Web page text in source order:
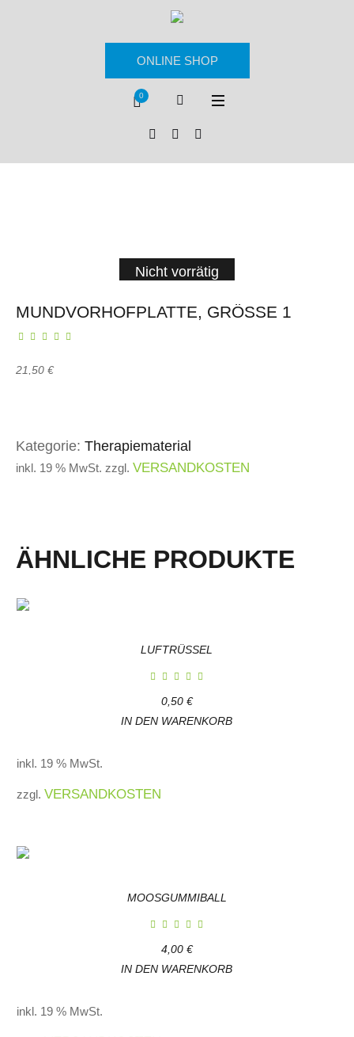
ONLINE SHOP
0
Nicht vorrätig
MUNDVORHOFPLATTE, GRÖSSE 1
21,50 €
Kategorie: Therapiematerial
inkl. 19 % MwSt. zzgl. VERSANDKOSTEN
ÄHNLICHE PRODUKTE
LUFTRÜSSEL
0,50 €
IN DEN WARENKORB
inkl. 19 % MwSt.
zzgl.VERSANDKOSTEN
MOOSGUMMIBALL
4,00 €
IN DEN WARENKORB
inkl. 19 % MwSt.